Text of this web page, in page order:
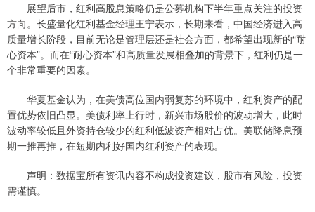
展望后市，红利高股息策略仍是公募机构下半年重点关注的投资
方向。长盛量化红利基金经理王宁表示，长期来看，中国经济进入高
质量增长阶段，目前无论是管理层还是社会方面，都希望出现新的“耐
心资本”。而在“耐心资本”和高质量发展相叠加的背景下，红利仍是一
个非常重要的因素。
华夏基金认为，在美债高位国内弱复苏的环境中，红利资产的配
置优势依旧凸显。美债利率上行时，新兴市场股价的波动增大，此时
波动率较低且外资持仓较少的红利低波资产相对占优。美联储降息预
期一推再推，在短期内利好国内红利资产的表现。
声明：数据宝所有资讯内容不构成投资建议，股市有风险，投资
需谨慎。